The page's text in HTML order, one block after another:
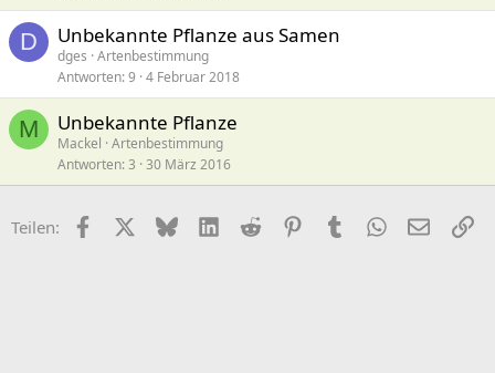
D Unbekannte Pflanze aus Samen
dges Artenbestimmung
Antworten 9 4 Februar 2018
M Unbekannte Pflanze
Mackel Artenbestimmung
Antworten 3 30 März 2016
Teilen: FacebookX (Twitter)
BlueskyLinkedIn
Reddit PinterestTumblr WhatsApp
E-Mail